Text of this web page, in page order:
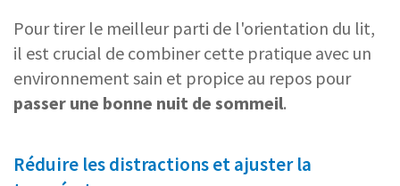
Pour tirer le meilleur parti de l'orientation du lit,
il est crucial de combiner cette pratique avec un
environnement sain et propice au repos pour
passer une bonne nuit de sommeil.
Réduire les distractions et ajuster la